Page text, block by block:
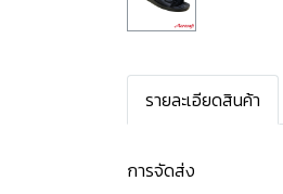
รายละเอียดสินค้า
การจัดส่ง